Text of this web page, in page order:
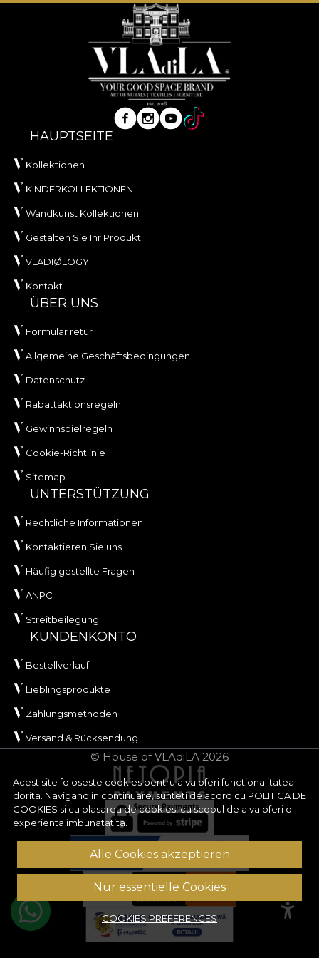
Acest site foloseste cookies pentru a va oferi functionalitatea
dorita. Navigand in continuare, sunteti de acord cu POLITICA DE
COOKIES si cu plasarea de cookies, cu scopul de a va oferi o
experienta imbunatatita.
Alle Cookies akzeptieren
Nur essentielle Cookies
COOKIES PREFERENCES
HAUPTSEITE
Kollektionen
KINDERKOLLEKTIONEN
Wandkunst Kollektionen
Gestalten Sie Ihr Produkt
VLADIØLOGY
Kontakt
ÜBER UNS
Formular retur
Allgemeine Geschäftsbedingungen
Datenschutz
Rabattaktionsregeln
Gewinnspielregeln
Cookie-Richtlinie
Sitemap
UNTERSTÜTZUNG
Rechtliche Informationen
Kontaktieren Sie uns
Häufig gestellte Fragen
ANPC
Streitbeilegung
KUNDENKONTO
Bestellverlauf
Lieblingsprodukte
Zahlungsmethoden
Versand & Rücksendung
© House of VLAdiLA 2026